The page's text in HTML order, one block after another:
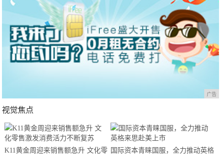
广告
视觉焦点
K11黄金周迎来销售额急升 文化零
国际资本青睐国服，全力推动英格